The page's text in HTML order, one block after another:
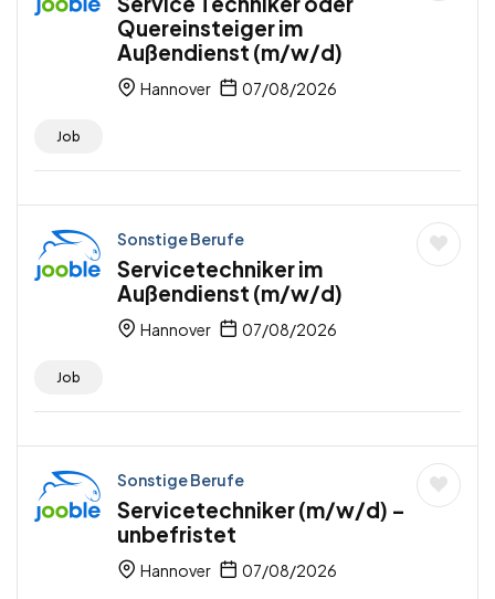
Quereinsteiger im
Außendienst (m/w/d)
Hannover 07/08/2026
Job
Sonstige Berufe
Servicetechniker im
Außendienst (m/w/d)
Hannover 07/08/2026
Job
Sonstige Berufe
Servicetechniker (m/w/d) –
unbefristet
Hannover 07/08/2026